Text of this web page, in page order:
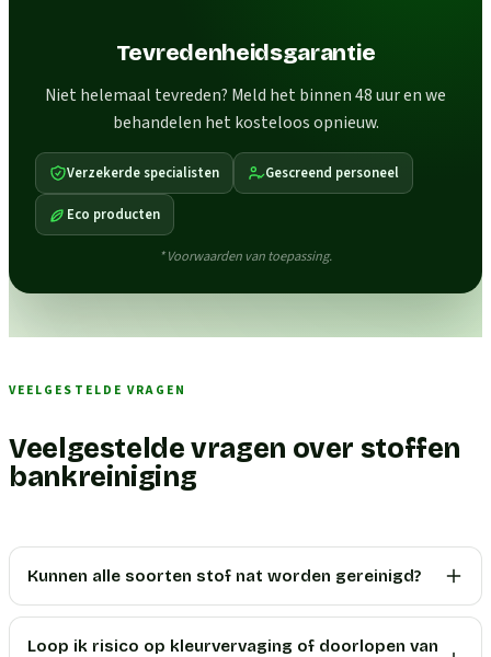
Tevredenheidsgarantie
Niet helemaal tevreden? Meld het binnen 48 uur en we
behandelen het kosteloos opnieuw.
Verzekerde specialisten Gescreend personeel
Eco producten
* Voorwaarden van toepassing.
VEELGESTELDE VRAGEN
Veelgestelde vragen over stoffen
bankreiniging
Kunnen alle soorten stof nat worden gereinigd?
Loop ik risico op kleurvervaging of doorlopen van